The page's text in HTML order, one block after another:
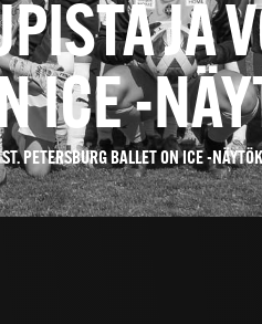
JA
ICE -
PETERSBURG BALLET ON ICE -